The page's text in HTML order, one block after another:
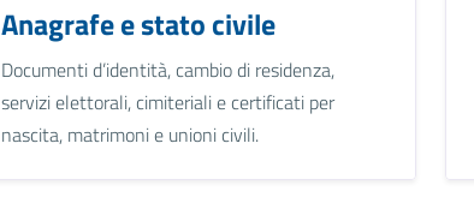
Anagrafe e stato civile
Documenti d’identità, cambio di residenza,
servizi elettorali, cimiteriali e certificati per
nascita, matrimoni e unioni civili.